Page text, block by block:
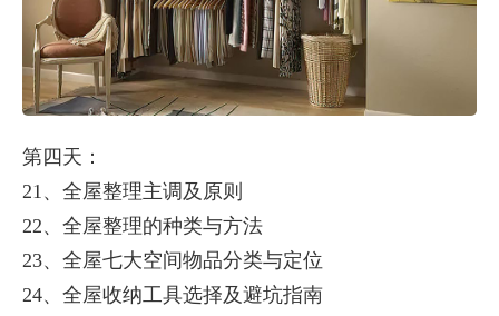
第四天：
21、全屋整理主调及原则
22、全屋整理的种类与方法
23、全屋七大空间物品分类与定位
24、全屋收纳工具选择及避坑指南